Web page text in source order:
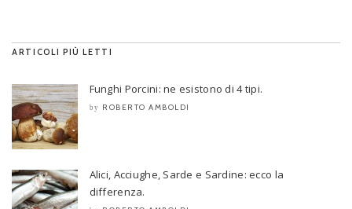
ARTICOLI PIÙ LETTI
Funghi Porcini: ne esistono di 4 tipi.
by ROBERTO AMBOLDI
Alici, Acciughe, Sarde e Sardine: ecco la
differenza.